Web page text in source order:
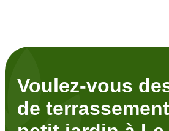
Voulez-vous
de